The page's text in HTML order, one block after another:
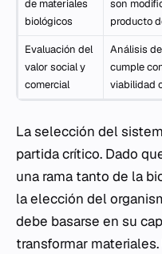
de materiales
biológicos
son
producto
Evaluación del
valor social y
comercial
Análisis
cumple
viabilidad
La selección del
partida crítico. Dado
una rama tanto de la
la elección del
debe basarse en su
transformar